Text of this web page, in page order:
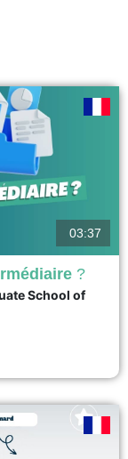
(ou middle
pivot situé entre la
opérationnelles (la
intermédiaire à
03:37
?
School of